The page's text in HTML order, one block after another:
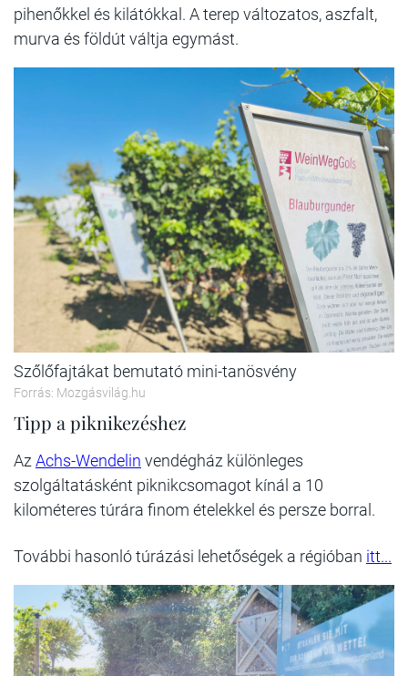
pihenőkkel és kilátókkal. A terep változatos, aszfalt,
murva és földút váltja egymást.
Szőlőfajtákat bemutató mini-tanösvény
Forrás: Mozgásvilág.hu
Tipp a piknikezéshez
AzAchs-Wendelin vendégház különleges
szolgáltatásként piknikcsomagot kínál a 10
kilométeres túrára finom ételekkel és persze borral.
További hasonló túrázási lehetőségek a régióban itt...